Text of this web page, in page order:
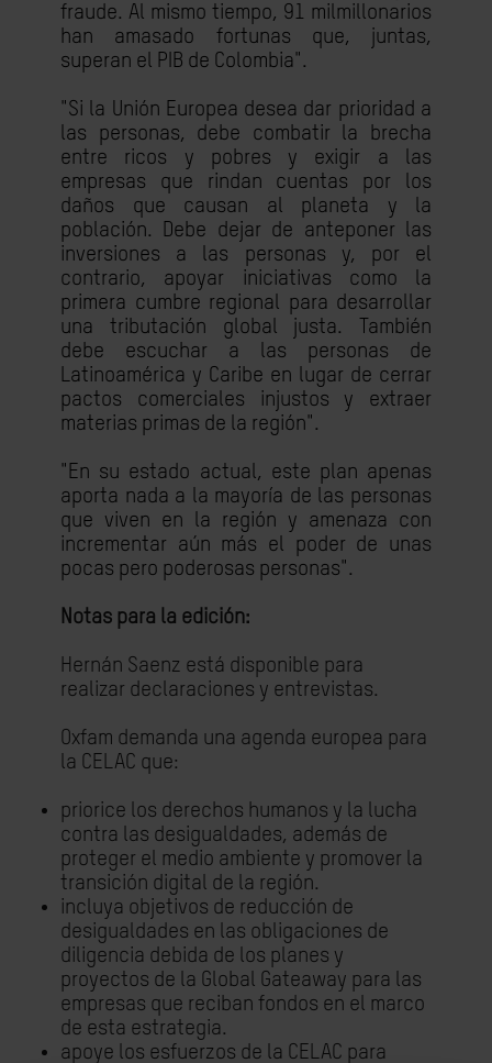
fraude. Al mismo tiempo, 91 milmillonarios
han amasado fortunas que, juntas,
superan el PIB de Colombia".
"Si la Unión Europea desea dar prioridad a
las personas, debe combatir la brecha
entre ricos y pobres y exigir a las
empresas que rindan cuentas por los
daños que causan al planeta y la
población. Debe dejar de anteponer las
inversiones a las personas y, por el
contrario, apoyar iniciativas como la
primera cumbre regional para desarrollar
una tributación global justa. También
debe escuchar a las personas de
Latinoamérica y Caribe en lugar de cerrar
pactos comerciales injustos y extraer
materias primas de la región".
"En su estado actual, este plan apenas
aporta nada a la mayoría de las personas
que viven en la región y amenaza con
incrementar aún más el poder de unas
pocas pero poderosas personas".
Notas para la edición:
Hernán Saenz está disponible para
realizar declaraciones y entrevistas.
Oxfam demanda una agenda europea para
la CELAC que:
priorice los derechos humanos y la lucha
contra las desigualdades, además de
proteger el medio ambiente y promover la
transición digital de la región.
incluya objetivos de reducción de
desigualdades en las obligaciones de
diligencia debida de los planes y
proyectos de la Global Gateaway para las
empresas que reciban fondos en el marco
de esta estrategia.
apoye los esfuerzos de la CELAC para